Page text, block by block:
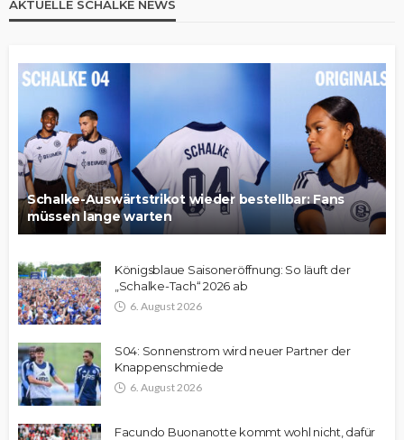
AKTUELLE SCHALKE NEWS
Schalke-Auswärtstrikot wieder bestellbar: Fans
müssen lange warten
Königsblaue Saisoneröffnung: So läuft der
„Schalke-Tach“ 2026 ab
6. August 2026
S04: Sonnenstrom wird neuer Partner der
Knappenschmiede
6. August 2026
Facundo Buonanotte kommt wohl nicht, dafür